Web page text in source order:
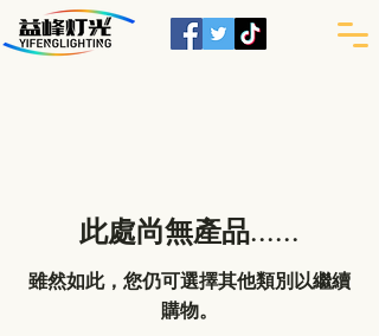
此處尚無產品......
雖然如此，您仍可選擇其他類別以繼續
購物。